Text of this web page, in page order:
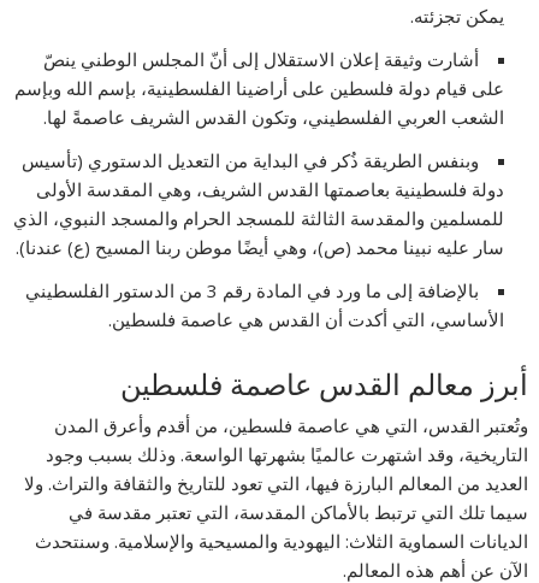
يمكن تجزئته.
أشارت وثيقة إعلان الاستقلال إلى أنّ المجلس الوطني ينصّ
على قيام دولة فلسطين على أراضينا الفلسطينية، بإسم الله وبإسم
الشعب العربي الفلسطيني، وتكون القدس الشريف عاصمةً لها.
وبنفس الطريقة ذُكر في البداية من التعديل الدستوري (تأسيس
دولة فلسطينية بعاصمتها القدس الشريف، وهي المقدسة الأولى
للمسلمين والمقدسة الثالثة للمسجد الحرام والمسجد النبوي، الذي
سار عليه نبينا محمد (ص)، وهي أيضًا موطن ربنا المسيح (ع) عندنا).
بالإضافة إلى ما ورد في المادة رقم 3 من الدستور الفلسطيني
الأساسي، التي أكدت أن القدس هي عاصمة فلسطين.
أبرز معالم القدس عاصمة فلسطين
وتُعتبر القدس، التي هي عاصمة فلسطين، من أقدم وأعرق المدن
التاريخية، وقد اشتهرت عالميًا بشهرتها الواسعة. وذلك بسبب وجود
العديد من المعالم البارزة فيها، التي تعود للتاريخ والثقافة والتراث. ولا
سيما تلك التي ترتبط بالأماكن المقدسة، التي تعتبر مقدسة في
الديانات السماوية الثلاث: اليهودية والمسيحية والإسلامية. وسنتحدث
الآن عن أهم هذه المعالم.